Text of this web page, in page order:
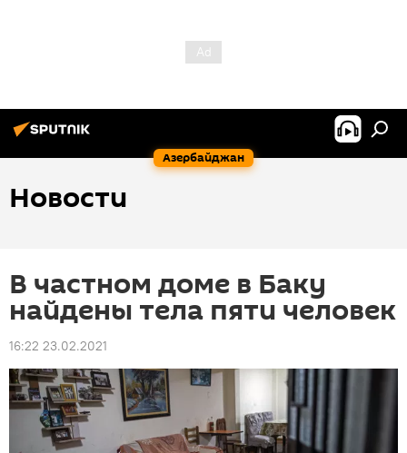
Азербайджан
Новости
В частном доме в Баку
найдены тела пяти человек
16:22 23.02.2021